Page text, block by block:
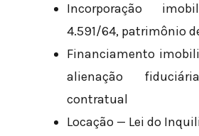
Incorporação
4.591/64, patrimônio
Financiamento
alienação
contratual
Locação — Lei do